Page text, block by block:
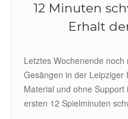
12 Minuten
Erhalt
Letztes Wochenende
Gesängen in der Leipziger
Material und ohne
ersten 12 Spielminuten